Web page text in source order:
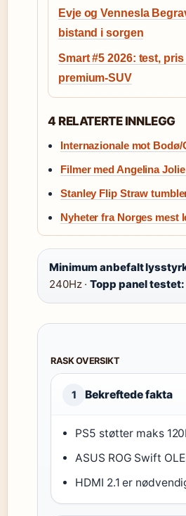
Evje og Vennesla
bistand i sorgen
Smart #5 2026: test,
premium-SUV
4 RELATERTE INNLEGG
Internazionale mot
Filmer med Angelina
Stanley Flip Straw
Nyheter fra Norges mest
Minimum anbefalt
240Hz ·Topp panel testet:
RASK OVERSIKT
1 Bekreftede fakta
PS5 støtter maks
ASUS ROG Swift
HDMI 2.1 er